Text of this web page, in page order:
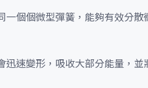
一個個微型彈簧，能夠有效分
迅速變形，吸收大部分能量，